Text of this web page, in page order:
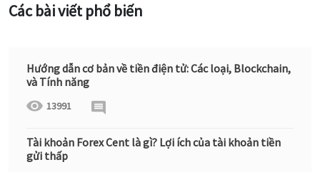
Các bài viết phổ biến
Hướng dẫn cơ bản về tiền điện tử: Các loại, Blockchain,
và Tính năng
13991
Tài khoản Forex Cent là gì? Lợi ích của tài khoản tiền
gửi thấp